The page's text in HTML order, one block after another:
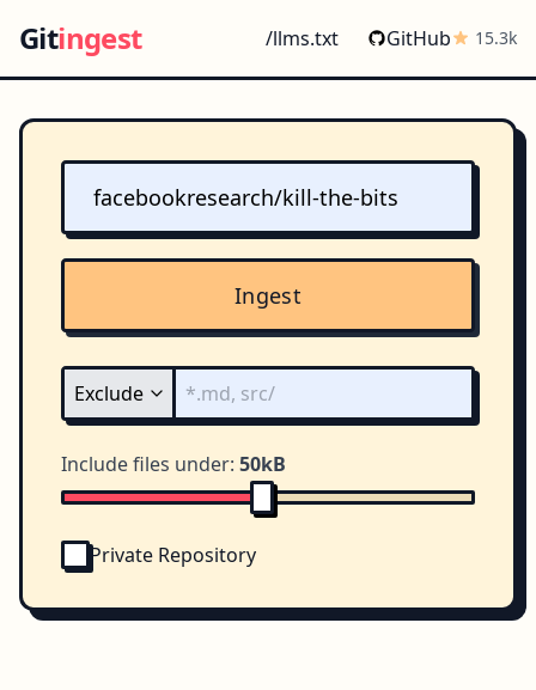
Gitingest /llms.txt GitHub 15.3k
Ingest
Include files under: 50kB
Private Repository